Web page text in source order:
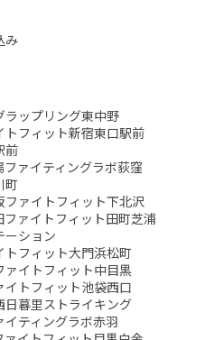
み
ラップリング東中野
トフィット新宿東口駅前
前
ファイティングラボ荻窪
町
ファイトフィット下北沢
ファイトフィット田町芝浦
ーション
トフィット大門浜松町
ァイトフィット中目黒
イトフィット池袋西口
日暮里ストライキング
イティングラボ赤羽